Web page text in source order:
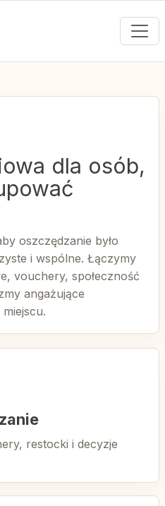
dla osób,
oszczędzanie było
i wspólne. Łączymy
vouchery, społeczność
angażujące
restocki i decyzje